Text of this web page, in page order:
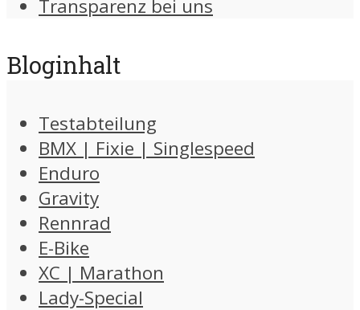
Transparenz bei uns
Bloginhalt
Testabteilung
BMX | Fixie | Singlespeed
Enduro
Gravity
Rennrad
E-Bike
XC | Marathon
Lady-Special